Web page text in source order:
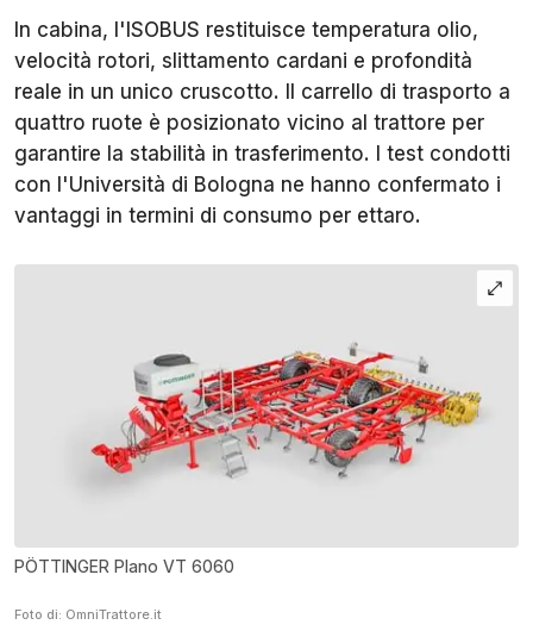
In cabina, l'ISOBUS restituisce temperatura olio,
velocità rotori, slittamento cardani e profondità
reale in un unico cruscotto. Il carrello di trasporto a
quattro ruote è posizionato vicino al trattore per
garantire la stabilità in trasferimento. I test condotti
con l'Università di Bologna ne hanno confermato i
vantaggi in termini di consumo per ettaro.
PÖTTINGER Plano VT 6060
Foto di: OmniTrattore.it